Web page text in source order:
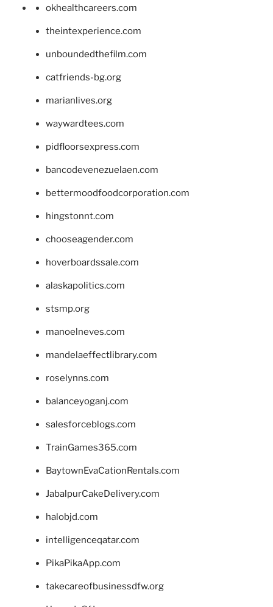
okhealthcareers.com
theintexperience.com
unboundedthefilm.com
catfriends-bg.org
marianlives.org
waywardtees.com
pidfloorsexpress.com
bancodevenezuelaen.com
bettermoodfoodcorporation.com
hingstonnt.com
chooseagender.com
hoverboardssale.com
alaskapolitics.com
stsmp.org
manoelneves.com
mandelaeffectlibrary.com
roselynns.com
balanceyoganj.com
salesforceblogs.com
TrainGames365.com
BaytownEvaCationRentals.com
JabalpurCakeDelivery.com
halobjd.com
intelligenceqatar.com
PikaPikaApp.com
takecareofbusinessdfw.org